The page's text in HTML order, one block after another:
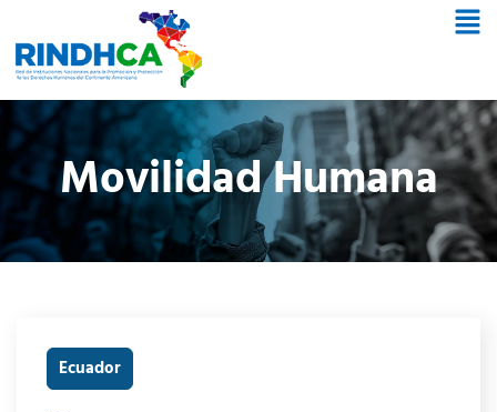
Movilidad Humana
Ecuador